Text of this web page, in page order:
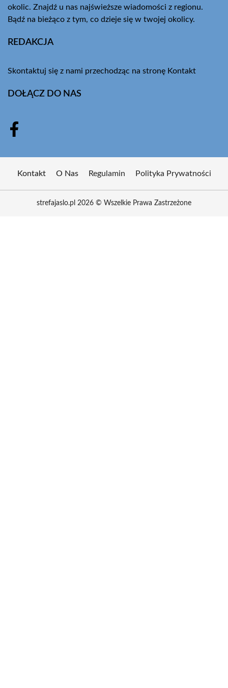
okolic. Znajdź u nas najświeższe wiadomości z regionu.
Bądź na bieżąco z tym, co dzieje się w twojej okolicy.
REDAKCJA
Skontaktuj się z nami przechodząc na stronę Kontakt
DOŁĄCZ DO NAS
Kontakt O Nas Regulamin Polityka Prywatności
strefajaslo.pl 2026 © Wszelkie Prawa Zastrzeżone